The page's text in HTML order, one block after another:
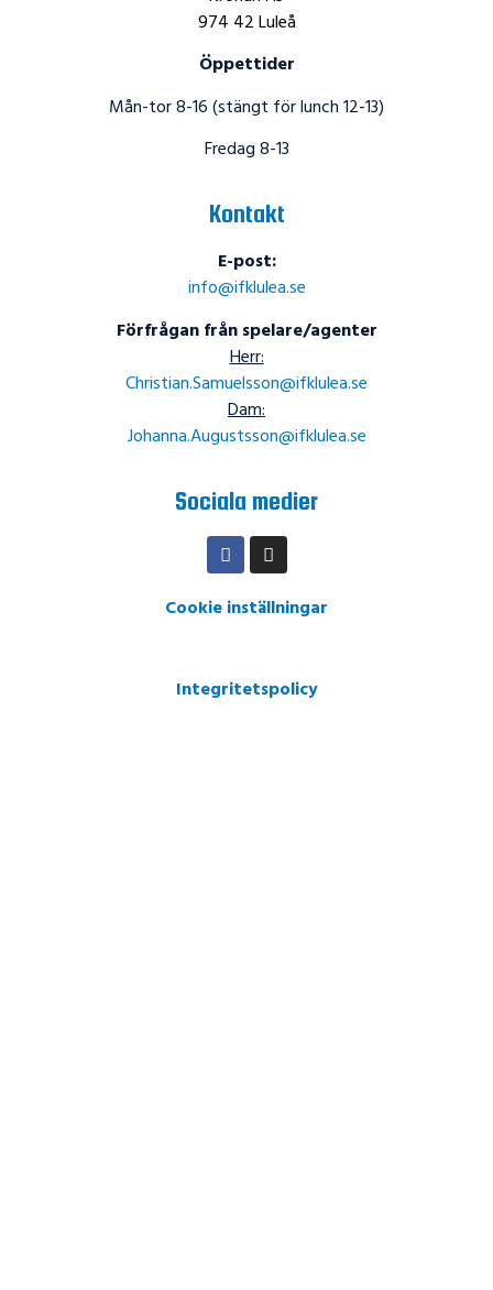
974 42 Luleå
Öppettider
Mån-tor 8-16 (stängt för lunch 12-13)
Fredag 8-13
Kontakt
E-post:
info@ifklulea.se
Förfrågan från spelare/agenter
Herr:
Christian.Samuelsson@ifklulea.se
Dam:
Johanna.Augustsson@ifklulea.se
Sociala medier
Cookie inställningar
Integritetspolicy